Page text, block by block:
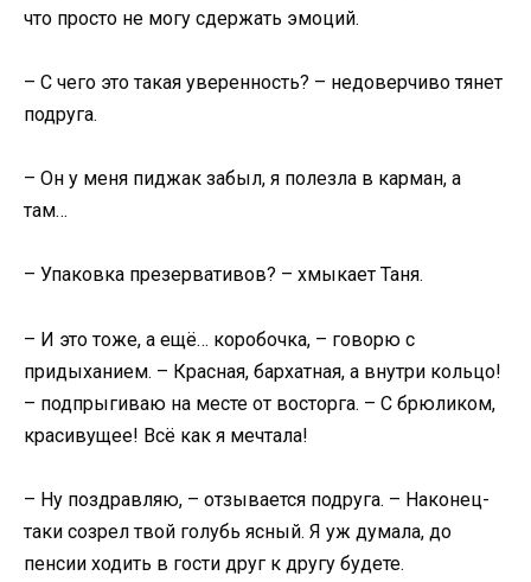
что просто не могу сдержать эмоций.
– С чего это такая уверенность? – недоверчиво тянет
подруга.
– Он у меня пиджак забыл, я полезла в карман, а
там…
– Упаковка презервативов? – хмыкает Таня.
– И это тоже, а ещё… коробочка, – говорю с
придыханием. – Красная, бархатная, а внутри кольцо!
– подпрыгиваю на месте от восторга. – С брюликом,
красивущее! Всё как я мечтала!
– Ну поздравляю, – отзывается подруга. – Наконец-
таки созрел твой голубь ясный. Я уж думала, до
пенсии ходить в гости друг к другу будете.